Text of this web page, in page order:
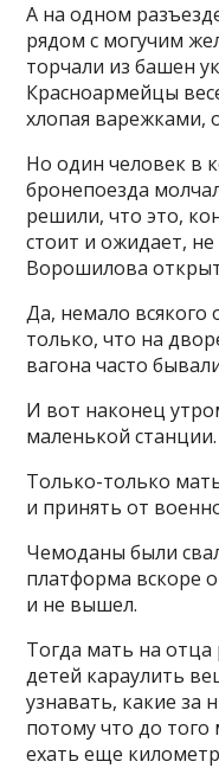
А на одном
рядом с могучим
торчали из башен
Красноармейцы
хлопая варежками,
Но один человек в
бронепоезда
решили, что это,
стоит и ожидает,
Ворошилова
Да, немало всякого
только, что на
вагона часто
И вот наконец
маленькой станции.
Только-только
и принять от
Чемоданы были
платформа вскоре
и не вышел.
Тогда мать на отца
детей караулить
узнавать, какие за
потому что до того
ехать еще